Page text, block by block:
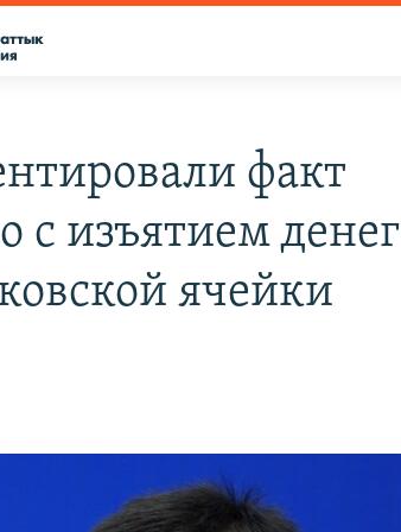
факт
с изъятием денег
ячейки